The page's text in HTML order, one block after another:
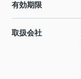
有効期限
取扱会社